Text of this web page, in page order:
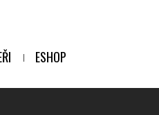
ESHOP